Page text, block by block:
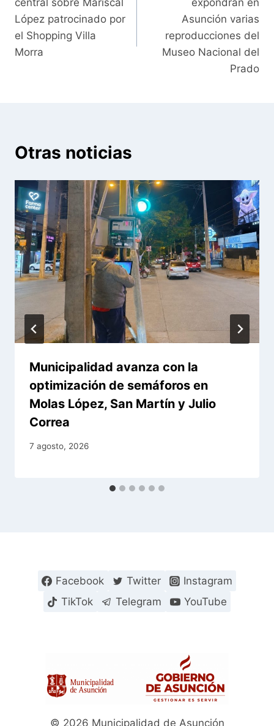
entradas
López patrocinado por
el Shopping Villa
Morra
Asunción varias
reproducciones del
Museo Nacional del
Prado
Otras noticias
Municipalidad avanza con la
optimización de semáforos en
Molas López, San Martín y Julio
Correa
7 agosto, 2026
Facebook Twitter
Instagram
TikTok
Telegram YouTube
© 2026 Municipalidad de Asunción